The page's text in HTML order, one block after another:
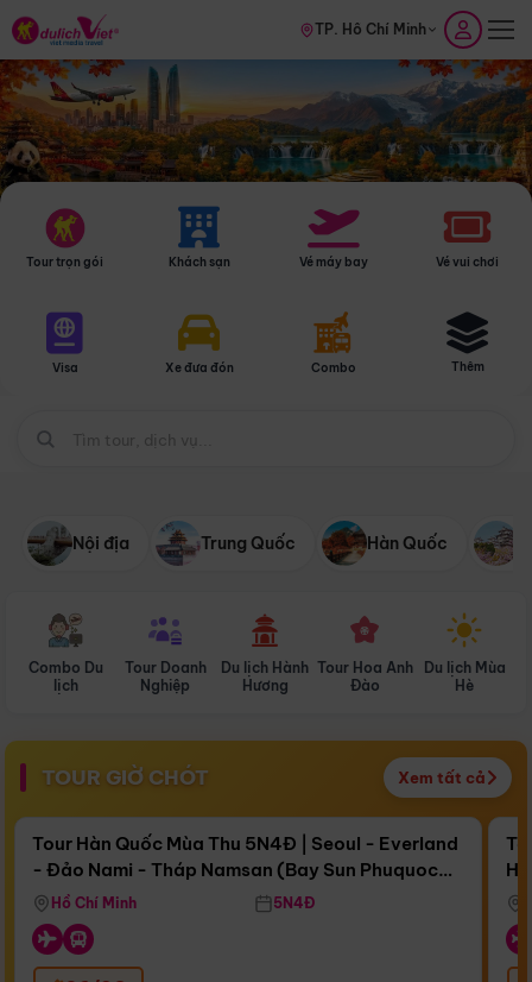
TP. Hồ Chí Minh
Tour trọn gói Khách sạn Vé máy bay Vé vui chơi
Visa Xe đưa đón Combo Thêm
Nội địa Trung Quốc Hàn Quốc
Combo Du
lịch
Tour Doanh
Nghiệp
Du lịch Hành
Hương
Tour Hoa Anh
Đào
Du lịch Mùa
Hè
TOUR GIỜ CHÓT Xem tất cả
Còn17 ngày 06:06:30
Bay Sun Phuquoc Airways
Điểm nổi bật
Tour Hàn Quốc Mùa Thu 5N4Đ | Seoul - Everland
- Đảo Nami - Tháp Namsan (Bay Sun Phuquoc
Airways)
Hồ Chí Minh 5N4Đ